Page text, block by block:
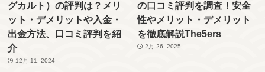
グカルト）の評判は？メリ
ット・デメリットや入金・
出金方法、口コミ評判を紹
介
12月 11, 2024
の口コミ評判を調査！安全
性やメリット・デメリット
を徹底解説The5ers
2月 26, 2025